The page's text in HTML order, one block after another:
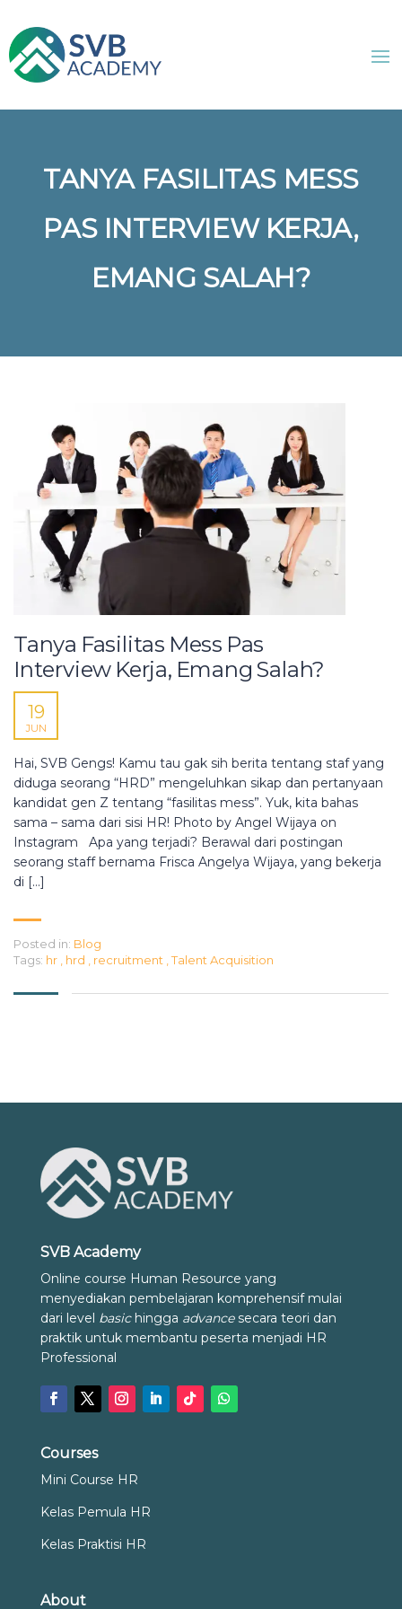
TANYA FASILITAS MESS
PAS INTERVIEW KERJA,
EMANG SALAH?
Tanya Fasilitas Mess Pas
Interview Kerja, Emang Salah?
19
JUN
Hai, SVB Gengs! Kamu tau gak sih berita tentang staf yang
diduga seorang “HRD” mengeluhkan sikap dan pertanyaan
kandidat gen Z tentang “fasilitas mess”. Yuk, kita bahas
sama – sama dari sisi HR! Photo by Angel Wijaya on
Instagram Apa yang terjadi? Berawal dari postingan
seorang staff bernama Frisca Angelya Wijaya, yang bekerja
di […]
Posted in: Blog
Tags: hr hrd recruitment Talent Acquisition
SVB Academy
Online course Human Resource yang
menyediakan pembelajaran komprehensif mulai
dari level basichingga advancesecara teori dan
praktik untuk membantu peserta menjadi HR
Professional
Courses
Mini Course HR
Kelas Pemula HR
Kelas Praktisi HR
About